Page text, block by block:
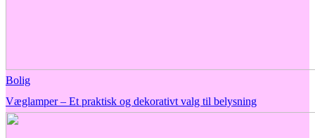
Bolig
Væglamper – Et praktisk og dekorativt valg til belysning